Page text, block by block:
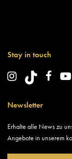
Stay in touch
Newsletter
Erhalte alle News zu
Angebote in unserem